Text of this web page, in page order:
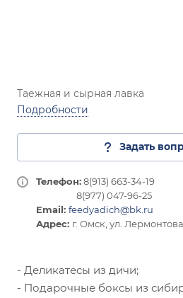
Таежная и сырная лавка
Подробности
Задать
Телефон:8(913) 663-34-19
8(977) 047-96-25
Email: feedyadich@bk.ru
Адрес: г. Омск, ул.
- Деликатесы из дичи;
- Подарочные боксы из